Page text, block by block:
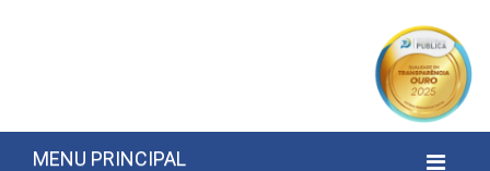
MENU PRINCIPAL